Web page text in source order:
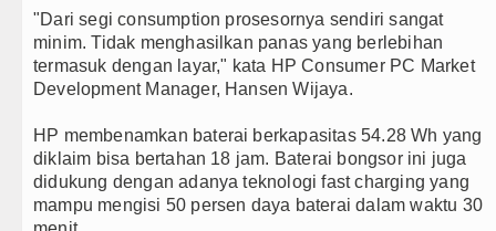
"Dari segi consumption prosesornya sendiri sangat
minim. Tidak menghasilkan panas yang berlebihan
termasuk dengan layar," kata HP Consumer PC Market
Development Manager, Hansen Wijaya.
HP membenamkan baterai berkapasitas 54.28 Wh yang
diklaim bisa bertahan 18 jam. Baterai bongsor ini juga
didukung dengan adanya teknologi fast charging yang
mampu mengisi 50 persen daya baterai dalam waktu 30